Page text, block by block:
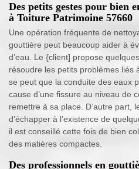
Des petits gestes pour bien
à Toiture Patrimoine 57660
Une opération fréquente de
gouttière peut beaucoup aider à
d’eau. Le {client] propose
résoudre les petits problèmes liés
se peut que la conduite des eaux
cause d’une fissure au niveau de
remettre à sa place. D’autre part,
d’échapper à l’existence de
il est conseillé cette fois de bien
des matières compactes.
Des professionnels en